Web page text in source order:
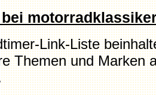
Link-Liste
Themen und Marken